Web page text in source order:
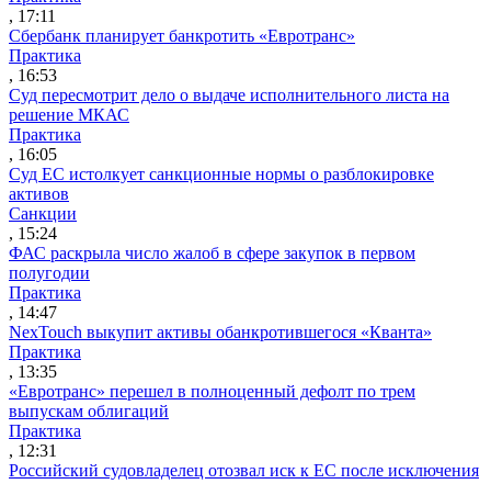
, 17:11
Сбербанк планирует банкротить «Евротранс»
Практика
, 16:53
Суд пересмотрит дело о выдаче исполнительного листа на
решение МКАС
Практика
, 16:05
Суд ЕС истолкует санкционные нормы о разблокировке
активов
Санкции
, 15:24
ФАС раскрыла число жалоб в сфере закупок в первом
полугодии
Практика
, 14:47
NexTouch выкупит активы обанкротившегося «Кванта»
Практика
, 13:35
«Евротранс» перешел в полноценный дефолт по трем
выпускам облигаций
Практика
, 12:31
Российский судовладелец отозвал иск к ЕС после исключения